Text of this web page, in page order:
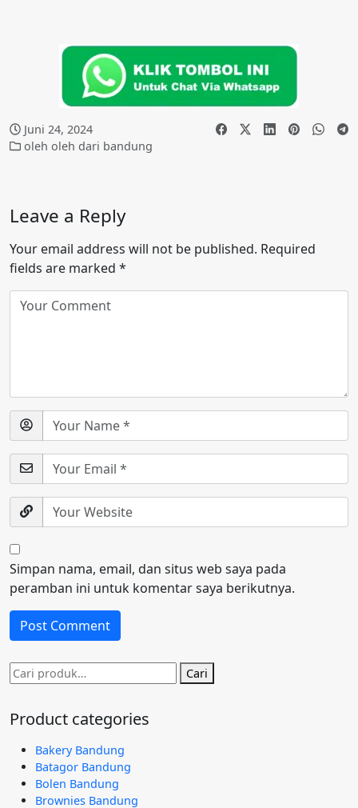
Juni 24, 2024
oleh oleh dari bandung
Leave a Reply
Your email address will not be published. Required
fields are marked *
Simpan nama, email, dan situs web saya pada
peramban ini untuk komentar saya berikutnya.
Pencarian
untuk:
Cari
Product categories
Bakery Bandung
Batagor Bandung
Bolen Bandung
Brownies Bandung